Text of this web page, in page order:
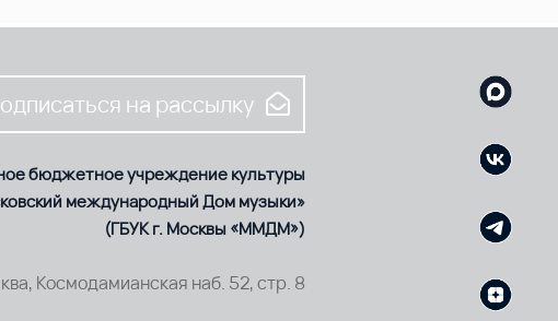
на рассылку
бюджетное учреждение культуры
международный Дом музыки»
(ГБУК г. Москвы «ММДМ»)
Космодамианская наб. 52, стр. 8